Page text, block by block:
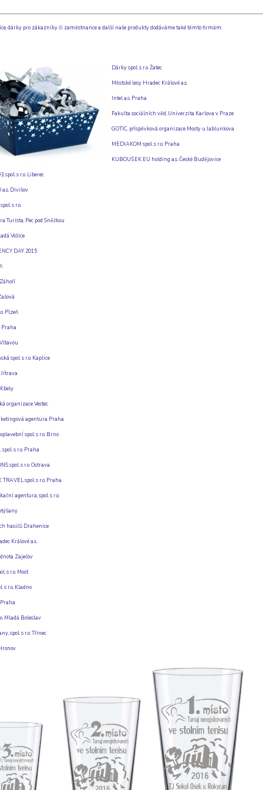
dárky pro zákazníky či zaměstnance a další naše produkty dodáváme také těmto firmám:
Dárky spol. s r.o. Žatec
Městské lesy Hradec Králové a.s.
Intel a.s. Praha
Fakulta sociálních věd, Univerzita Karlova v Praze
GOTIC, příspěvková organizace Mosty u Jablunkova
MEDIAKOM spol. s r.o. Praha
KUBOUŠEK EU holding a.s. České Budějovice
spol. s r.o. Liberec
Divišov
s r.o.
Turista, Pec pod Sněžkou
Vožice
DAY 2015
Plzeň
Praha
spol. s r.o. Kaplice
organizace Vestec
agentura Praha
spol. s r.o. Brno
s r.o. Praha
spol. s r.o. Ostrava
TRAVEL spol. s r.o. Praha
agentura, spol. s r.o.
hasičů Drahenice
Králové a.s.
Zaječov
s r.o. Most
s r.o. Kladno
Praha
Mladá Boleslav
spol. s r.o. Třinec